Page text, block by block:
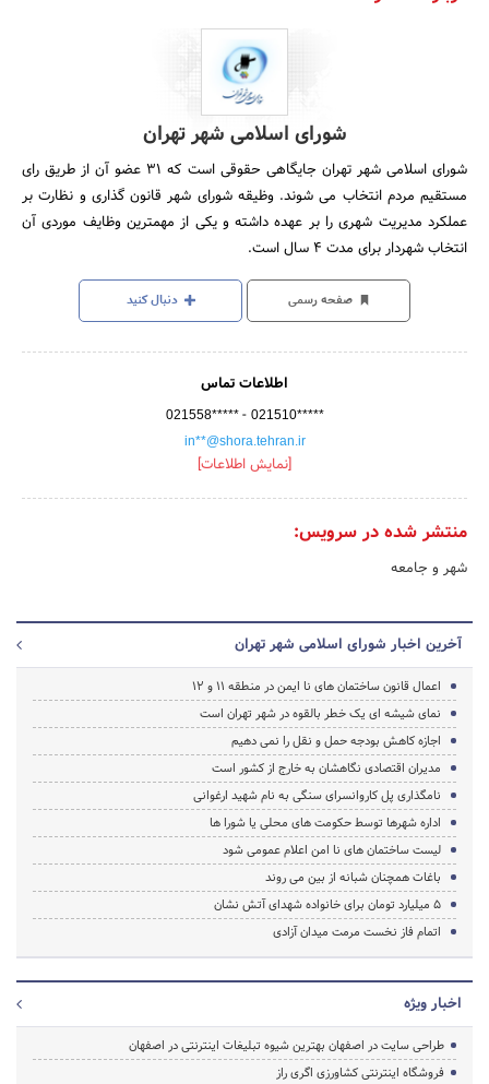
شورای اسلامی شهر تهران
شورای اسلامی شهر تهران جایگاهی حقوقی است که 31 عضو آن از طریق رای
مستقیم مردم انتخاب می شوند. وظیقه شورای شهر قانون گذاری و نظارت بر
عملکرد مدیریت شهری را بر عهده داشته و یکی از مهمترین وظایف موردی آن
انتخاب شهردار برای مدت 4 سال است.
صفحه رسمی دنبال کنید
اطلاعات تماس
021558***** - 021510*****
in**@shora.tehran.ir
[نمایش اطلاعات]
منتشر شده در سرویس:
شهر و جامعه
آخرین اخبار شورای اسلامی شهر تهران
اعمال قانون ساختمان های نا ایمن در منطقه 11 و 12
نمای شیشه ای یک خطر بالقوه در شهر تهران است
اجازه کاهش بودجه حمل و نقل را نمی دهیم
مدیران اقتصادی نگاهشان به خارج از کشور است
نامگذاری پل کاروانسرای سنگی به نام شهید ارغوانی
اداره شهرها توسط حکومت های محلی یا شورا ها
لیست ساختمان های نا امن اعلام عمومی شود
باغات همچنان شبانه از بین می روند
5 میلیارد تومان برای خانواده شهدای آتش نشان
اتمام فاز نخست مرمت میدان آزادی
اخبار ویژه
طراحی سایت در اصفهان بهترین شیوه تبلیغات اینترنتی در اصفهان
فروشگاه اینترنتی کشاورزی اگری راز